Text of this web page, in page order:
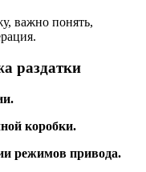
важно понять,
раздатки
коробки.
режимов привода.